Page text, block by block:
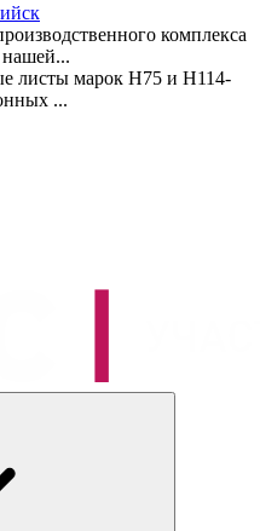
комплекса
нашей...
листы марок Н75 и Н114-
...